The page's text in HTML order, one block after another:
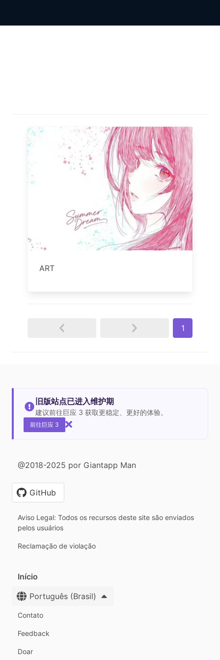
ART
1
旧版站点已进入维护期
建议前往巨应 3 获取更稳定、更好的体验。
前往巨应 3
@2018-2025 por Giantapp Man
GitHub
Aviso Legal: Todos os recursos deste site são enviados
pelos usuários
Reclamação de violação
Início
Português (Brasil)
Contato
Feedback
Doar